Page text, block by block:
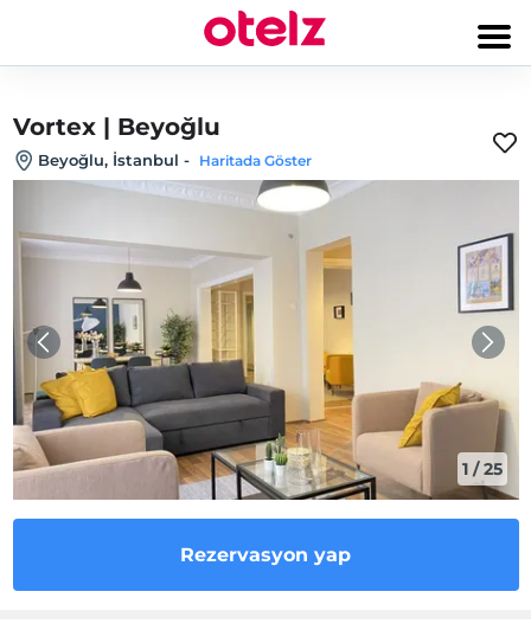
Vortex | Beyoğlu
Beyoğlu, İstanbul - Haritada Göster
1 /25
Rezervasyon yap